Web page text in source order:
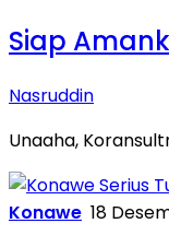
Siap
Nasruddin
Unaaha,
Konawe 18